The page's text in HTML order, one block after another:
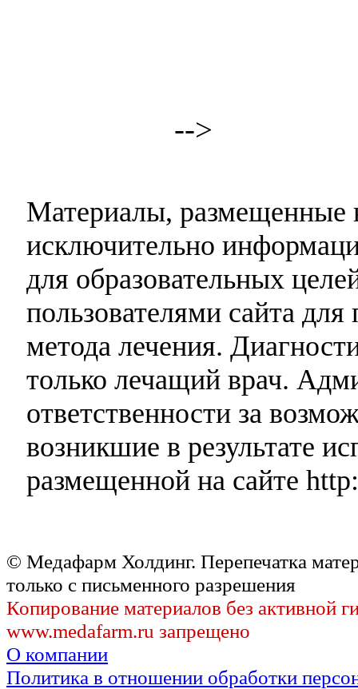
-->
Материалы, размещенные
исключительно
для образовательных
пользователями сайта
метода лечения.
только лечащий врач.
ответственности за
возникшие в результате
размещенной на сайте
© Медафарм Холдинг. Перепечатка
только с письменного разрешения
Копирование материалов без активной
www.medafarm.ru запрещено
О компании
Политика в отношении обработки